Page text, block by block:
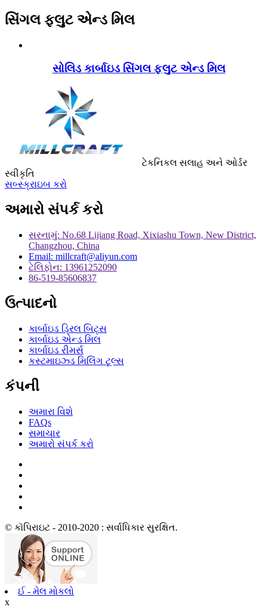
સિંગલ ફ્લુટ એન્ડ મિલ
સોલિડ કાર્બાઇડ સિંગલ ફ્લુટ એન્ડ મિલ
ટેકનિકલ સલાહ અને ઓર્ડર
સ્વીકૃતિ
સબ્સ્ક્રાઇબ કરો
અમારો સંપર્ક કરો
સરનામું: No.68 Lijiang Road, Xixiashu Town, New District,
Changzhou, China
Email: millcraft@aliyun.com
ટેલિફોન: 13961252090
86-519-85606837
ઉત્પાદનો
કાર્બાઇડ ડ્રિલ બિટ્સ
કાર્બાઇડ એન્ડ મિલ
કાર્બાઇડ રીમર્સ
કસ્ટમાઇઝ્ડ મિલિંગ ટૂલ્સ
કંપની
અમારા વિશે
FAQs
સમાચાર
અમારો સંપર્ક કરો
© કૉપિરાઇટ - 2010-2020 : સર્વાધિકાર સુરક્ષિત.
ઈ - મેલ મોકલો
x